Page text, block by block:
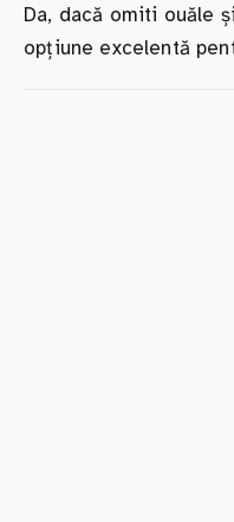
Da, dacă omiti ouăle
opțiune excelentă